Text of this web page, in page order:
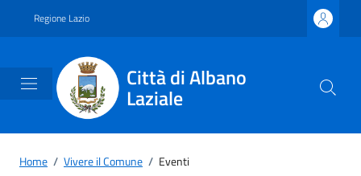
Regione Lazio
Città di Albano
Laziale
Home / Vivere il Comune / Eventi